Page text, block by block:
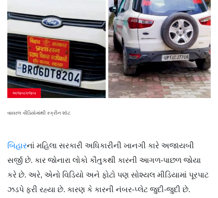
અજબગજબ
વાયરલ વીડિયોમાંથી સ્ક્રીન શૉટ
બિહારનાં મહિલા સરકારી અધિકારીની ખાનગી કારે અજાયબી
સર્જી છે. કાર જોનારા લોકો કૌતુકથી કારની આગળ-પાછળ જોયા
કરે છે. અરે, એનો વિડિયો અને ફોટો પણ સોશ્યલ મીડિયામાં પૂરપાટ
ઝડપે ફરી રહ્યા છે. કારણ કે કારની નંબર-પ્લેટ જુદી-જુદી છે.